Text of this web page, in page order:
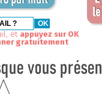
et appuyez sur OK
gratuitement